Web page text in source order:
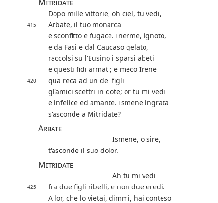
Mitridate
Dopo mille vittorie, oh ciel, tu vedi,
415
Arbate, il tuo monarca
e sconfitto e fugace. Inerme, ignoto,
e da Fasi e dal Caucaso gelato,
raccolsi su l'Eusino i sparsi abeti
e questi fidi armati; e meco Irene
420
qua reca ad un dei figli
gl'amici scettri in dote; or tu mi vedi
e infelice ed amante. Ismene ingrata
s'asconde a Mitridate?
Arbate
Ismene, o sire,
t'asconde il suo dolor.
Mitridate
Ah tu mi vedi
425
fra due figli ribelli, e non due eredi.
A lor, che lo vietai, dimmi, hai conteso